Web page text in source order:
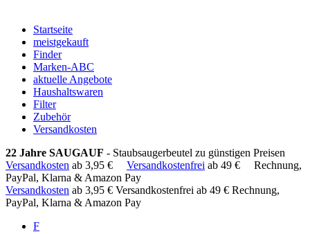
Startseite
meistgekauft
Finder
Marken-ABC
aktuelle Angebote
Haushaltswaren
Filter
Zubehör
Versandkosten
22 Jahre SAUGAUF - Staubsaugerbeutel zu günstigen Preisen
Versandkosten ab 3,95 € Versandkostenfrei ab 49 €
Rechnung,
PayPal, Klarna & Amazon Pay
Versandkosten ab 3,95 € Versandkostenfrei ab 49 € Rechnung,
PayPal, Klarna & Amazon Pay
F